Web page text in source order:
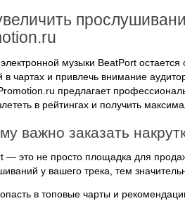
музыки BeatPort
в чартах и привлечь внимание
romotion.ru предлагает
в рейтингах и получить
важно заказать
— это не просто площадка для
у вашего трека, тем
в топовые чарты и